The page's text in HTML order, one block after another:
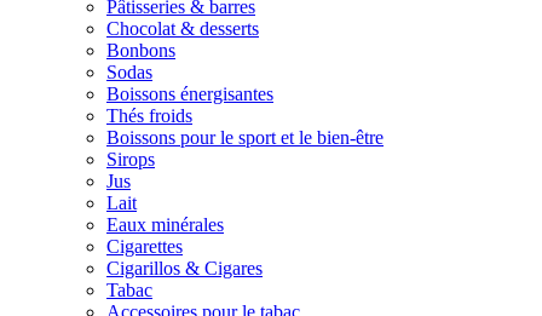
Pâtisseries & barres
Chocolat & desserts
Bonbons
Sodas
Boissons énergisantes
Thés froids
Boissons pour le sport et le bien-être
Sirops
Jus
Lait
Eaux minérales
Cigarettes
Cigarillos & Cigares
Tabac
Accessoires pour le tabac